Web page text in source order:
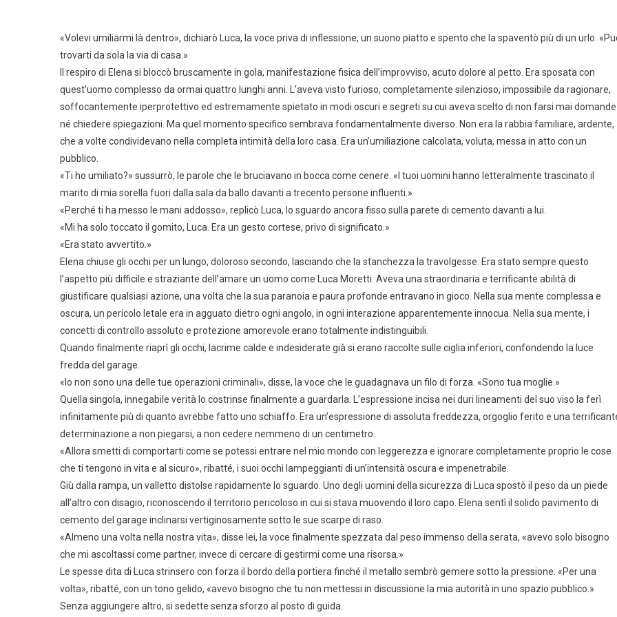
«Volevi umiliarmi là dentro», dichiarò Luca, la voce priva di inflessione, un suono piatto e spento che la spaventò più di un urlo.
trovarti da sola la via di casa.»
Il respiro di Elena si bloccò bruscamente in gola, manifestazione fisica dell’improvviso, acuto dolore al petto. Era sposata con
quest’uomo complesso da ormai quattro lunghi anni. L’aveva visto furioso, completamente silenzioso, impossibile da ragionare,
soffocantemente iperprotettivo ed estremamente spietato in modi oscuri e segreti su cui aveva scelto di non farsi mai domande
né chiedere spiegazioni. Ma quel momento specifico sembrava fondamentalmente diverso. Non era la rabbia familiare, ardente,
che a volte condividevano nella completa intimità della loro casa. Era un’umiliazione calcolata, voluta, messa in atto con un
pubblico.
«Ti ho umiliato?» sussurrò, le parole che le bruciavano in bocca come cenere. «I tuoi uomini hanno letteralmente trascinato il
marito di mia sorella fuori dalla sala da ballo davanti a trecento persone influenti.»
«Perché ti ha messo le mani addosso», replicò Luca, lo sguardo ancora fisso sulla parete di cemento davanti a lui.
«Mi ha solo toccato il gomito, Luca. Era un gesto cortese, privo di significato.»
«Era stato avvertito.»
Elena chiuse gli occhi per un lungo, doloroso secondo, lasciando che la stanchezza la travolgesse. Era stato sempre questo
l’aspetto più difficile e straziante dell’amare un uomo come Luca Moretti. Aveva una straordinaria e terrificante abilità di
giustificare qualsiasi azione, una volta che la sua paranoia e paura profonde entravano in gioco. Nella sua mente complessa e
oscura, un pericolo letale era in agguato dietro ogni angolo, in ogni interazione apparentemente innocua. Nella sua mente, i
concetti di controllo assoluto e protezione amorevole erano totalmente indistinguibili.
Quando finalmente riaprì gli occhi, lacrime calde e indesiderate già si erano raccolte sulle ciglia inferiori, confondendo la luce
fredda del garage.
«Io non sono una delle tue operazioni criminali», disse, la voce che le guadagnava un filo di forza. «Sono tua moglie.»
Quella singola, innegabile verità lo costrinse finalmente a guardarla. L’espressione incisa nei duri lineamenti del suo viso la ferì
infinitamente più di quanto avrebbe fatto uno schiaffo. Era un’espressione di assoluta freddezza, orgoglio ferito e una
determinazione a non piegarsi, a non cedere nemmeno di un centimetro.
«Allora smetti di comportarti come se potessi entrare nel mio mondo con leggerezza e ignorare completamente proprio le cose
che ti tengono in vita e al sicuro», ribatté, i suoi occhi lampeggianti di un’intensità oscura e impenetrabile.
Giù dalla rampa, un valletto distolse rapidamente lo sguardo. Uno degli uomini della sicurezza di Luca spostò il peso da un piede
all’altro con disagio, riconoscendo il territorio pericoloso in cui si stava muovendo il loro capo. Elena sentì il solido pavimento di
cemento del garage inclinarsi vertiginosamente sotto le sue scarpe di raso.
«Almeno una volta nella nostra vita», disse lei, la voce finalmente spezzata dal peso immenso della serata, «avevo solo bisogno
che mi ascoltassi come partner, invece di cercare di gestirmi come una risorsa.»
Le spesse dita di Luca strinsero con forza il bordo della portiera finché il metallo sembrò gemere sotto la pressione. «Per una
volta», ribatté, con un tono gelido, «avevo bisogno che tu non mettessi in discussione la mia autorità in uno spazio pubblico.»
Senza aggiungere altro, si sedette senza sforzo al posto di guida.